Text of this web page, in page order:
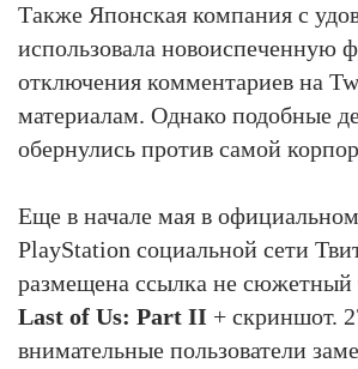
Также Японская компания с
использовала новоиспеченную
отключения комментариев на
материалам. Однако подобные
обернулись против самой
Еще в начале мая в
PlayStation социальной сети
размещена ссылка не сюжетный
Last of Us: Part II + скриншот.
внимательные пользователи